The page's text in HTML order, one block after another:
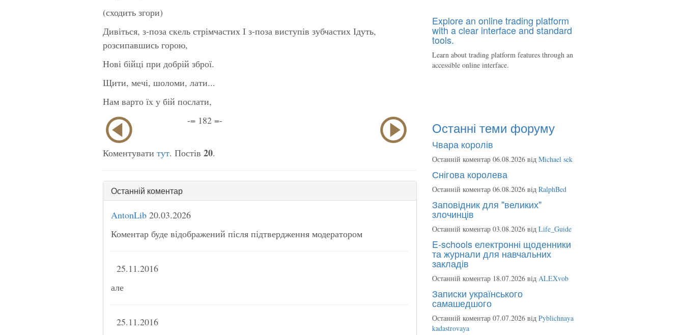
(сходить згори)
Дивіться, з-поза скель стрімчастих І з-поза виступів зубчастих Ідуть,
розсипавшись горою,
Нові бійці при добрій зброї.
Щити, мечі, шоломи, лати...
Нам варто їх у бій послати,
-= 182 =-
Коментувати тут. Постів 20.
Останній коментар
AntonLib 20.03.2026
Коментар буде відображений після підтвердження модератором
25.11.2016
але
25.11.2016
Explore an online trading platform
with a clear interface and standard
tools.
Learn about trading platform features through an
accessible online interface.
Останні теми форуму
Чвара королів
Останній коментар 06.08.2026 від Michael sek
Снігова королева
Останній коментар 06.08.2026 від RalphBed
Заповідник для "великих"
злочинців
Останній коментар 03.08.2026 від Life_Guide
E-schools електронні щоденники
та журнали для навчальних
закладів
Останній коментар 18.07.2026 від ALEXvob
Записки українського
самашедшого
Останній коментар 07.07.2026 від Pyblichnaya
kadastrovaya